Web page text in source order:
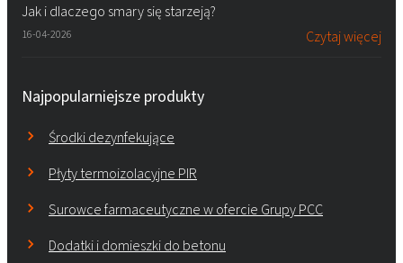
Jak i dlaczego smary się starzeją?
16-04-2026 Czytaj więcej
Najpopularniejsze produkty
Środki dezynfekujące
Płyty termoizolacyjne PIR
Surowce farmaceutyczne w ofercie Grupy PCC
Dodatki i domieszki do betonu